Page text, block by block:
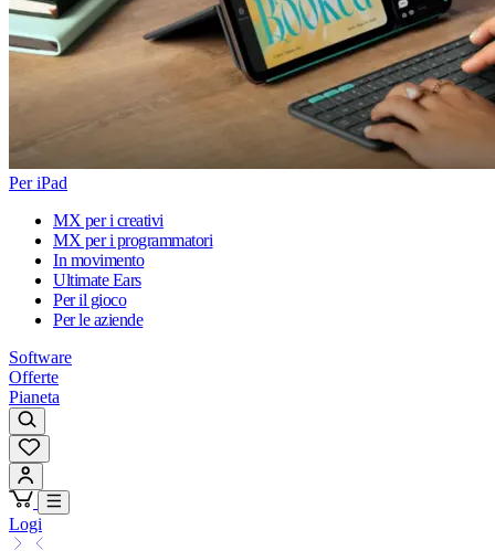
Per iPad
MX per i creativi
MX per i programmatori
In movimento
Ultimate Ears
Per il gioco
Per le aziende
Software
Offerte
Pianeta
Logi